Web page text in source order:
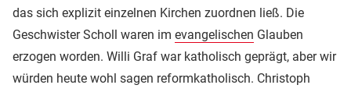
das sich explizit einzelnen Kirchen zuordnen ließ. Die
Geschwister Scholl waren im evangelischen Glauben
erzogen worden. Willi Graf war katholisch geprägt, aber wir
würden heute wohl sagen reformkatholisch. Christoph